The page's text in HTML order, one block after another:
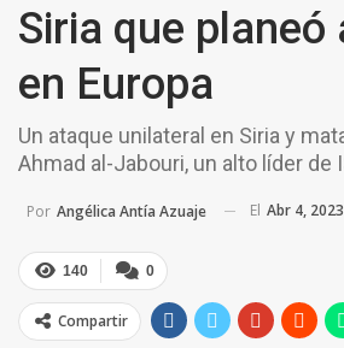
Siria que planeó
en Europa
Un ataque unilateral en Siria y
Ahmad al-Jabouri, un alto líder de
Por Angélica Antía Azuaje El Abr 4, 2023
0
140
Compartir